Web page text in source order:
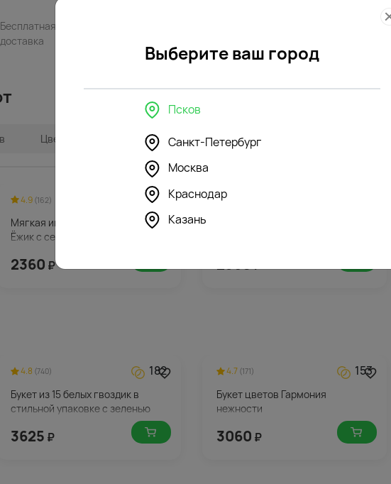
Бесплатная
доставка
Цветы в интерьере
4.9 (162) 118
Мягкая игрушка Романтичный
Ёжик с сердечком
2360 ₽
4.9
2360₽
4.8 (740) 182
Букет из 15 белых гвоздик в
стильной упаковке с зеленью
3625 ₽
4.7 (171) 153
Букет цветов Гармония
нежности
3060 ₽
Выберите ваш город
Псков
Санкт-Петербург
Москва
Краснодар
Казань